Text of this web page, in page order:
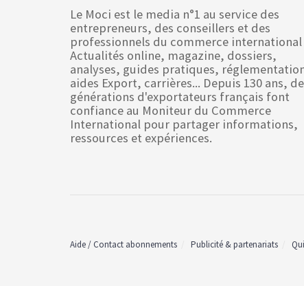
Le Moci est le media n°1 au service des
entrepreneurs, des conseillers et des
professionnels du commerce international
Actualités online, magazine, dossiers,
analyses, guides pratiques,
aides Export, carrières... Depuis 130 ans,
générations d'exportateurs français font
confiance au Moniteur du Commerce
International pour partager informations,
ressources et expériences.
Aide / Contact abonnements Publicité & partenariats